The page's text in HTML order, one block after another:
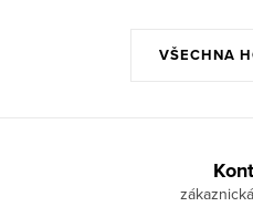
VŠECHNA